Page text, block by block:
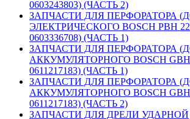
0603243803) (ЧАСТЬ 2)
ЗАПЧАСТИ ДЛЯ ПЕРФОРАТОРА
ЭЛЕКТРИЧЕСКОГО BOSCH PBH
0603336708) (ЧАСТЬ 1)
ЗАПЧАСТИ ДЛЯ ПЕРФОРАТОРА
АККУМУЛЯТОРНОГО BOSCH
0611217183) (ЧАСТЬ 1)
ЗАПЧАСТИ ДЛЯ ПЕРФОРАТОРА
АККУМУЛЯТОРНОГО BOSCH
0611217183) (ЧАСТЬ 2)
ЗАПЧАСТИ ДЛЯ ДРЕЛИ УДАРНОЙ